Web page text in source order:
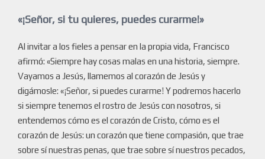
«¡Señor, si tu quieres, puedes curarme!»
Al invitar a los fieles a pensar en la propia vida, Francisco
afirmó: «Siempre hay cosas malas en una historia, siempre.
Vayamos a Jesús, llamemos al corazón de Jesús y
digámosle: «¡Señor, si puedes curarme! Y podremos hacerlo
si siempre tenemos el rostro de Jesús con nosotros, si
entendemos cómo es el corazón de Cristo, cómo es el
corazón de Jesús: un corazón que tiene compasión, que trae
sobre sí nuestras penas, que trae sobre sí nuestros pecados,